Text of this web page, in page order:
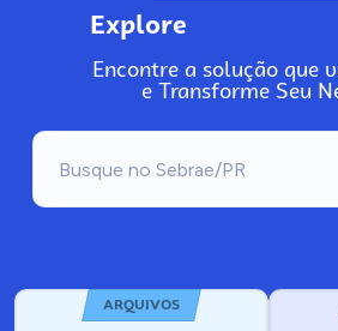
Explore
Encontre a solução que
e Transforme Seu
ARQUIVOS